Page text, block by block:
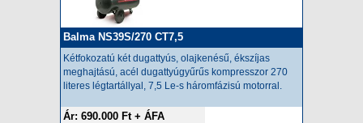
Balma NS39S/270 CT7,5
Kétfokozatú két dugattyús, olajkenésű, ékszíjas
meghajtású, acél dugattyúgyűrűs kompresszor 270
literes légtartállyal, 7,5 Le-s háromfázisú motorral.
Ár: 690.000 Ft + ÁFA